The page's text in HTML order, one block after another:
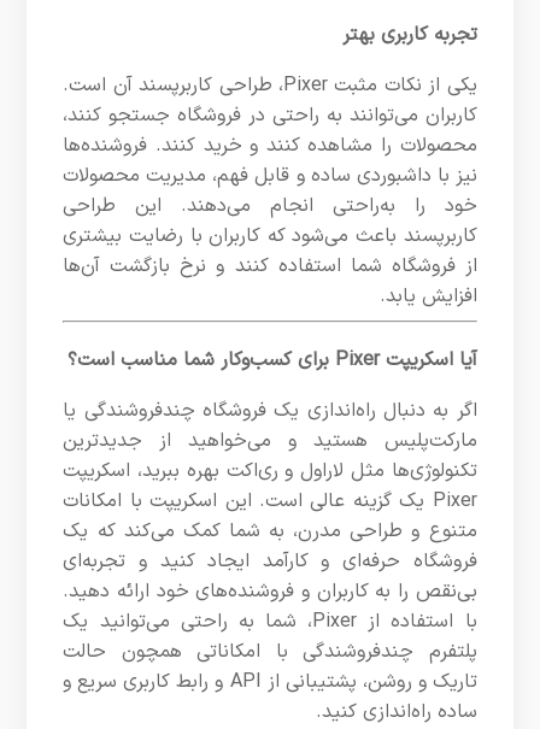
تجربه کاربری بهتر
یکی از نکات مثبت Pixer، طراحی کاربرپسند آن است.
کاربران می‌توانند به راحتی در فروشگاه جستجو کنند،
محصولات را مشاهده کنند و خرید کنند. فروشنده‌ها
نیز با داشبوردی ساده و قابل فهم، مدیریت محصولات
خود را به‌راحتی انجام می‌دهند. این طراحی
کاربرپسند باعث می‌شود که کاربران با رضایت بیشتری
از فروشگاه شما استفاده کنند و نرخ بازگشت آن‌ها
افزایش یابد.
آیا اسکریپت Pixer برای کسب‌وکار شما مناسب است؟
اگر به دنبال راه‌اندازی یک فروشگاه چندفروشندگی یا
مارکت‌پلیس هستید و می‌خواهید از جدیدترین
تکنولوژی‌ها مثل لاراول و ری‌اکت بهره ببرید، اسکریپت
Pixer یک گزینه عالی است. این اسکریپت با امکانات
متنوع و طراحی مدرن، به شما کمک می‌کند که یک
فروشگاه حرفه‌ای و کارآمد ایجاد کنید و تجربه‌ای
بی‌نقص را به کاربران و فروشنده‌های خود ارائه دهید.
با استفاده از Pixer، شما به راحتی می‌توانید یک
پلتفرم چندفروشندگی با امکاناتی همچون حالت
تاریک و روشن، پشتیبانی از API و رابط کاربری سریع و
ساده راه‌اندازی کنید.